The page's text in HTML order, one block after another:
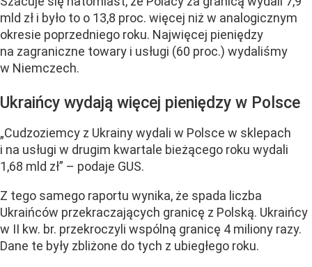
mld zł i było to o 13,8 proc. więcej niż w analogicznym
okresie poprzedniego roku. Najwięcej pieniędzy
na zagraniczne towary i usługi (60 proc.) wydaliśmy
w Niemczech.
Ukraińcy wydają więcej pieniędzy w Polsce
„Cudzoziemcy z Ukrainy wydali w Polsce w sklepach
i na usługi w drugim kwartale bieżącego roku wydali
1,68 mld zł” – podaje GUS.
Z tego samego raportu wynika, że spada liczba
Ukraińców przekraczających granicę z Polską. Ukraińcy
w II kw. br. przekroczyli wspólną granicę 4 miliony razy.
Dane te były zbliżone do tych z ubiegłego roku.